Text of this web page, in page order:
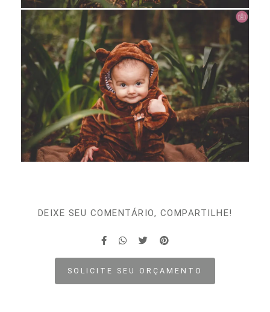
DEIXE SEU COMENTÁRIO, COMPARTILHE!
SOLICITE SEU ORÇAMENTO